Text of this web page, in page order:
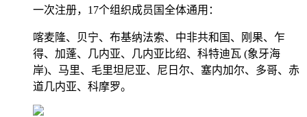
一次注册，17个组织成员国全体通用：
喀麦隆、贝宁、布基纳法索、中非共和国、刚果、乍
得、加蓬、几内亚、几内亚比绍、科特迪瓦 (象牙海
岸)、马里、毛里坦尼亚、尼日尔、塞内加尔、多哥、赤
道几内亚、科摩罗。